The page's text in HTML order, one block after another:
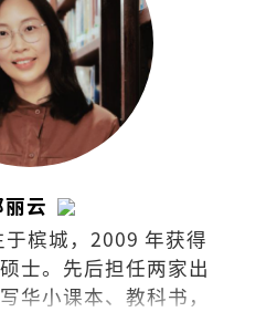
云
槟城，2009 年获得
士。先后担任两家出
华小课本、教科书，